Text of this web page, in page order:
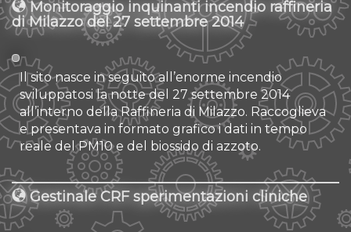
Monitoraggio inquinanti incendio raffineria
di Milazzo del 27 settembre 2014
Il sito nasce in seguito all’enorme incendio
sviluppatosi la notte del 27 settembre 2014
all’interno della Raffineria di Milazzo. Raccoglieva
e presentava in formato grafico i dati in tempo
reale del PM10 e del biossido di azzoto.
Gestinale CRF sperimentazioni cliniche